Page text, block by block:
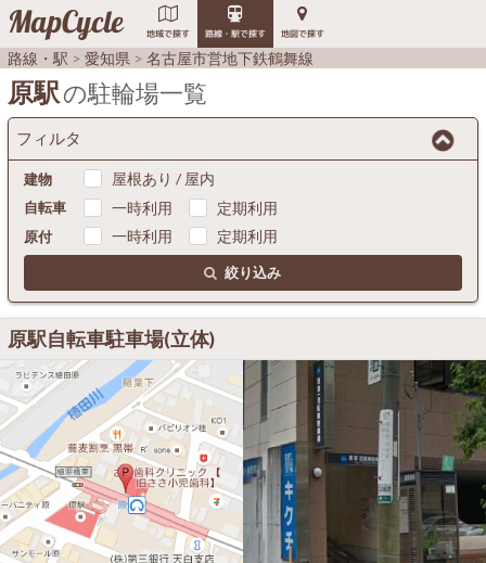
MapCycle 地域で探す 路線・駅で探す 地図で探す
路線・駅 愛知県 名古屋市営地下鉄鶴舞線
原駅の駐輪場一覧
フィルタ
建物 屋根あり / 屋内
自転車 一時利用 定期利用
原付 一時利用 定期利用
絞り込み
原駅自転車駐車場(立体)